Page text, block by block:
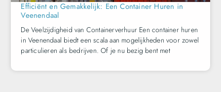
Efficiënt en Gemakkelijk: Een Container Huren in
Veenendaal
De Veelzijdigheid van Containerverhuur Een container huren
in Veenendaal biedt een scala aan mogelijkheden voor zowel
particulieren als bedrijven. Of je nu bezig bent met